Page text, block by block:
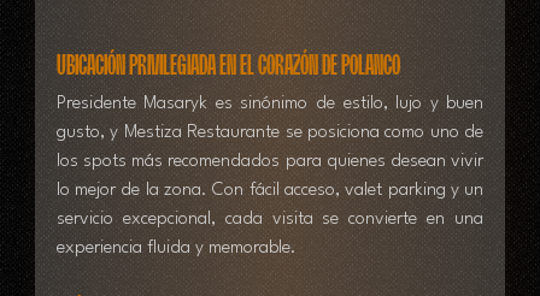
Ubicación privilegiada en el corazón de Polanco
Presidente Masaryk es sinónimo de estilo, lujo y buen
gusto, y Mestiza Restaurante se posiciona como uno de
los spots más recomendados para quienes desean vivir
lo mejor de la zona. Con fácil acceso, valet parking y un
servicio excepcional, cada visita se convierte en una
experiencia fluida y memorable.